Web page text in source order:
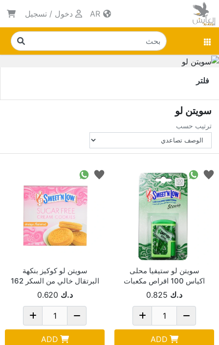
دخول / تسجيل
فلتر
سويتن لو
ترتيب حسب
سويتن لو ستيفيا محلى
اكياس 100 اقراص مكعبات
د.ك 0.825
ADD
سويتن لو كوكيز بنكهة
البرتقال خالي من السكر 162
جم د.ك 0.620
ADD